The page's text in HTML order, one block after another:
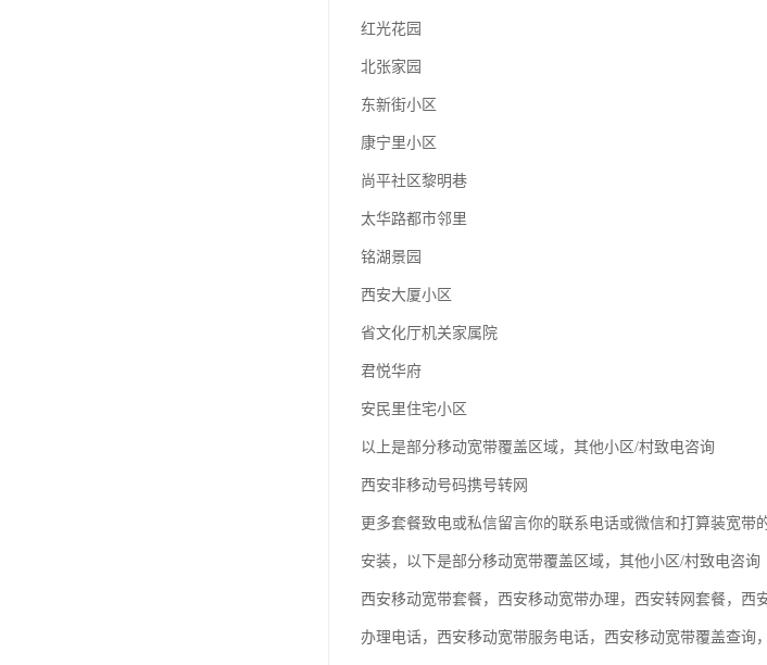
红光花园
北张家园
东新街小区
康宁里小区
尚平社区黎明巷
太华路都市邻里
铭湖景园
西安大厦小区
省文化厅机关家属院
君悦华府
安民里住宅小区
以上是部分移动宽带覆盖区域，其他小区/村致电咨询
西安非移动号码携号转网
更多套餐致电或私信留言你的联系电话或微信和打算装宽
安装，以下是部分移动宽带覆盖区域，其他小区/村致电咨询
西安移动宽带套餐，西安移动宽带办理，西安转网套餐，
办理电话，西安移动宽带服务电话，西安移动宽带覆盖查询，